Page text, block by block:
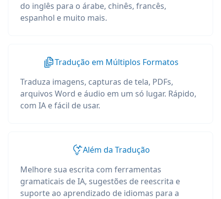
do inglês para o árabe, chinês, francês,
espanhol e muito mais.
Tradução em Múltiplos Formatos
Traduza imagens, capturas de tela, PDFs,
arquivos Word e áudio em um só lugar. Rápido,
com IA e fácil de usar.
Além da Tradução
Melhore sua escrita com ferramentas
gramaticais de IA, sugestões de reescrita e
suporte ao aprendizado de idiomas para a